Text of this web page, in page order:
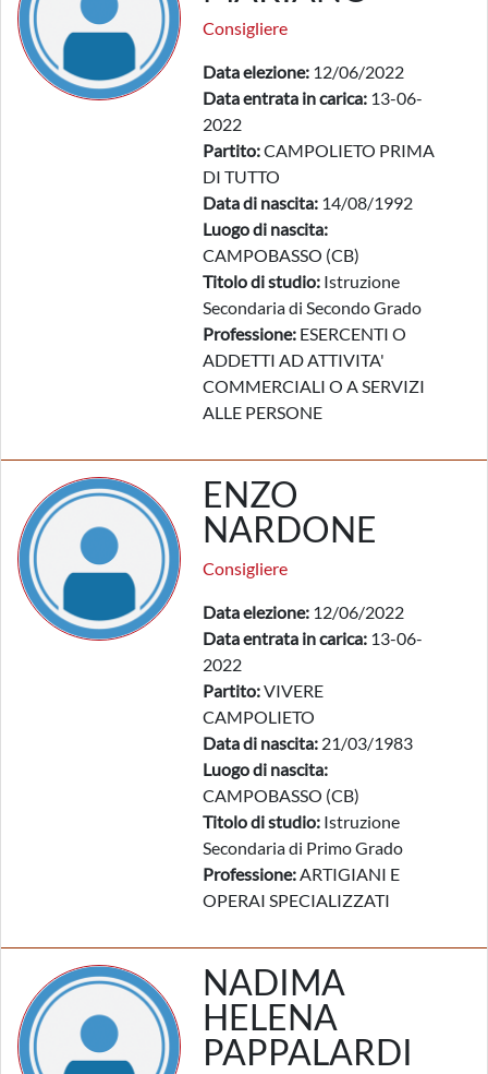
Consigliere
Data elezione: 12/06/2022
Data entrata in carica: 13-06-
2022
Partito:CAMPOLIETO PRIMA
DI TUTTO
Data di nascita: 14/08/1992
Luogo di nascita:
CAMPOBASSO (CB)
Titolo di studio: Istruzione
Secondaria di Secondo Grado
Professione: ESERCENTI O
ADDETTI AD ATTIVITA'
COMMERCIALI O A SERVIZI
ALLE PERSONE
ENZO
NARDONE
Consigliere
Data elezione: 12/06/2022
Data entrata in carica: 13-06-
2022
Partito:VIVERE
CAMPOLIETO
Data di nascita: 21/03/1983
Luogo di nascita:
CAMPOBASSO (CB)
Titolo di studio: Istruzione
Secondaria di Primo Grado
Professione:ARTIGIANI E
OPERAI SPECIALIZZATI
NADIMA
HELENA
PAPPALARDI